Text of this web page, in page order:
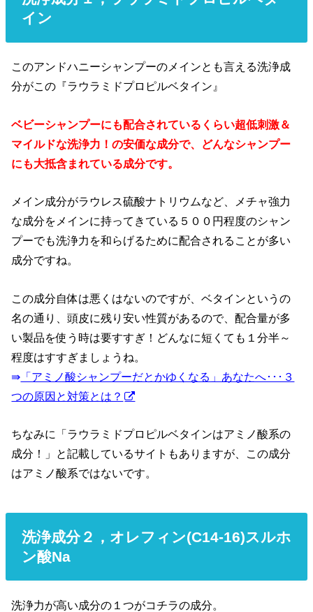
イン
このアンドハニーシャンプーのメインとも言える洗浄成
分がこの『ラウラミドプロピルベタイン』
ベビーシャンプーにも配合されているくらい超低刺激＆
マイルドな洗浄力！の安価な成分で、どんなシャンプー
にも大抵含まれている成分です。
メイン成分がラウレス硫酸ナトリウムなど、メチャ強力
な成分をメインに持ってきている５００円程度のシャン
プーでも洗浄力を和らげるために配合されることが多い
成分ですね。
この成分自体は悪くはないのですが、ベタインというの
名の通り、頭皮に残り安い性質があるので、配合量が多
い製品を使う時は要すすぎ！どんなに短くても１分半～
程度はすすぎましょうね。
⇛ 「アミノ酸シャンプーだとかゆくなる」あなたへ･･･３
つの原因と対策とは？
ちなみに「ラウラミドプロピルベタインはアミノ酸系の
成分！」と記載しているサイトもありますが、この成分
はアミノ酸系ではないです。
洗浄成分２， オレフィン(C14-16)スルホ
ン酸Na
洗浄力が高い成分の１つがコチラの成分。